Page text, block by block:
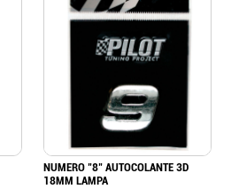
NUMERO "8" AUTOCOLANTE 3D
18MM LAMPA